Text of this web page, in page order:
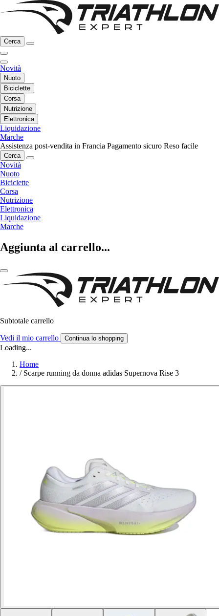
Cerca
Novità
Nuoto
Biciclette
Corsa
Nutrizione
Elettronica
Liquidazione
Marche
Assistenza post-vendita in Francia Pagamento sicuro Reso facile
Cerca
Novità
Nuoto
Biciclette
Corsa
Nutrizione
Elettronica
Liquidazione
Marche
Aggiunta al carrello...
Subtotale carrello
Vedi il mio carrello Continua lo shopping
Loading...
Home
/ Scarpe running da donna adidas Supernova Rise 3